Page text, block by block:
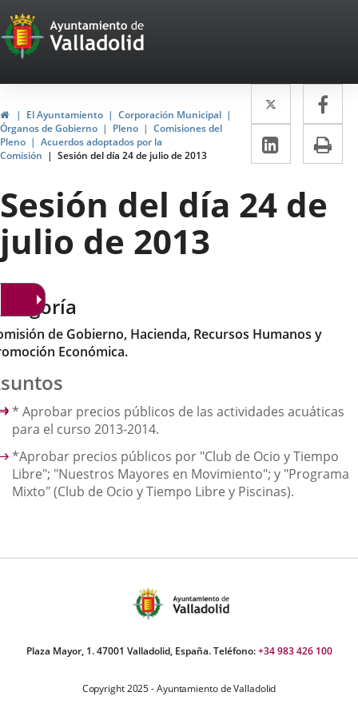
Portal
Web
del
Ayuntamiento
de
Valladolid
HomeEl Ayuntamiento
Corporación Municipal
Órganos de Gobierno
Pleno
Comisiones del
Pleno
Acuerdos adoptados por la
Comisión
Sesión del día 24 de julio de 2013
Twitter
Enlace
a
una
externa.
a
Linkedin
Enlace
a
una
Sesión del día 24 de
julio de 2013
de Gobierno, Hacienda, Recursos Humanos y
Económica.
* Aprobar precios públicos de las actividades acuáticas
para el curso 2013-2014.
*Aprobar precios públicos por "Club de Ocio y Tiempo
Libre"; "Nuestros Mayores en Movimiento"; y "Programa
Mixto" (Club de Ocio y Tiempo Libre y Piscinas).
Plaza Mayor, 1. 47001 Valladolid, España. Teléfono:+34 983 426 100
Copyright 2025 - Ayuntamiento de Valladolid